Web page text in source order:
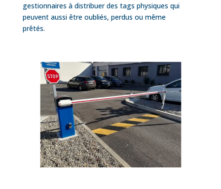
gestionnaires à distribuer des tags physiques qui
peuvent aussi être oubliés, perdus ou même
prêtés.